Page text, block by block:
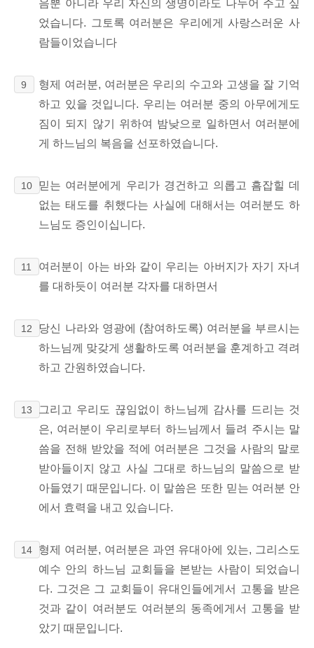
음뿐 아니라 우리 자신의 생명이라도 나누어 주고 싶
었습니다. 그토록 여러분은 우리에게 사랑스러운 사
람들이었습니다
9
형제 여러분, 여러분은 우리의 수고와 고생을 잘 기억
하고 있을 것입니다. 우리는 여러분 중의 아무에게도
짐이 되지 않기 위하여 밤낮으로 일하면서 여러분에
게 하느님의 복음을 선포하였습니다.
10
믿는 여러분에게 우리가 경건하고 의롭고 흠잡힐 데
없는 태도를 취했다는 사실에 대해서는 여러분도 하
느님도 증인이십니다.
11
여러분이 아는 바와 같이 우리는 아버지가 자기 자녀
를 대하듯이 여러분 각자를 대하면서
12
당신 나라와 영광에 (참여하도록) 여러분을 부르시는
하느님께 맞갖게 생활하도록 여러분을 훈계하고 격려
하고 간원하였습니다.
13
그리고 우리도 끊임없이 하느님께 감사를 드리는 것
은, 여러분이 우리로부터 하느님께서 들려 주시는 말
씀을 전해 받았을 적에 여러분은 그것을 사람의 말로
받아들이지 않고 사실 그대로 하느님의 말씀으로 받
아들였기 때문입니다. 이 말씀은 또한 믿는 여러분 안
에서 효력을 내고 있습니다.
14
형제 여러분, 여러분은 과연 유대아에 있는, 그리스도
예수 안의 하느님 교회들을 본받는 사람이 되었습니
다. 그것은 그 교회들이 유대인들에게서 고통을 받은
것과 같이 여러분도 여러분의 동족에게서 고통을 받
았기 때문입니다.